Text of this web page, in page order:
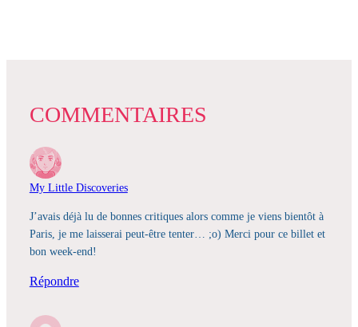
COMMENTAIRES
My Little Discoveries
J’avais déjà lu de bonnes critiques alors comme je viens bientôt à
Paris, je me laisserai peut-être tenter… ;o) Merci pour ce billet et
bon week-end!
Répondre